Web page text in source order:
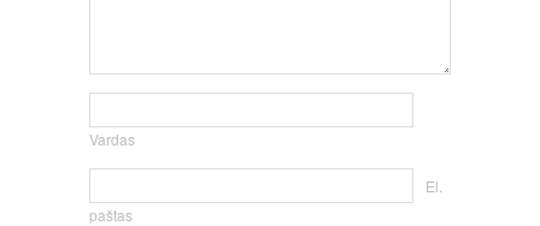
Vardas
El.
paštas